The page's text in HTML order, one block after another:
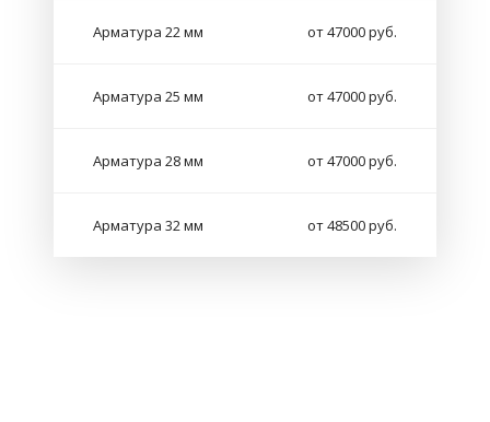
Арматура 22 мм от 47000 руб.
Арматура 25 мм от 47000 руб.
Арматура 28 мм от 47000 руб.
Арматура 32 мм от 48500 руб.